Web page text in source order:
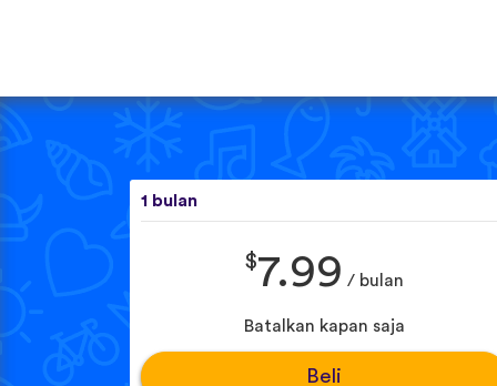
1 bulan
$7.99 / bulan
Batalkan kapan saja
Beli